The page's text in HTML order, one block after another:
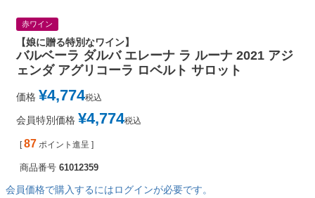
赤ワイン
【娘に贈る特別なワイン】
バルベーラ ダルバ エレーナ ラ ルーナ 2021 アジ
ェンダ アグリコーラ ロベルト サロット
価格 ¥4,774税込
会員特別価格 ¥4,774税込
[ 87 ポイント進呈 ]
商品番号 61012359
会員価格で購入するにはログインが必要です。